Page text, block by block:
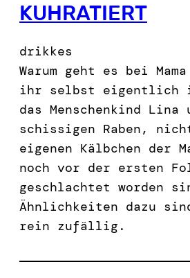
KUHRATIERT
drikkes
Warum geht es bei Mama
ihr selbst eigentlich
das Menschenkind Lina
schissigen Raben,
eigenen Kälbchen der
noch vor der ersten
geschlachtet worden
Ähnlichkeiten dazu
rein zufällig.